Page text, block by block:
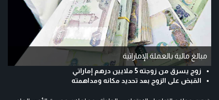
مبالغ مالية بالعملة الإماراتية
زوج يسرق من زوجته 5 ملايين درهم إماراتي
القبض على الزوج بعد تحديد مكانه ومداهمته